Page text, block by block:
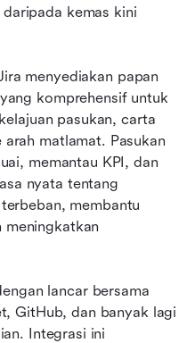
kemas kini
menyediakan papan
komprehensif untuk
pasukan, carta
matlamat. Pasukan
memantau KPI, dan
nyata tentang
membantu
meningkatkan
lancar bersama
GitHub, dan banyak lagi
Integrasi ini